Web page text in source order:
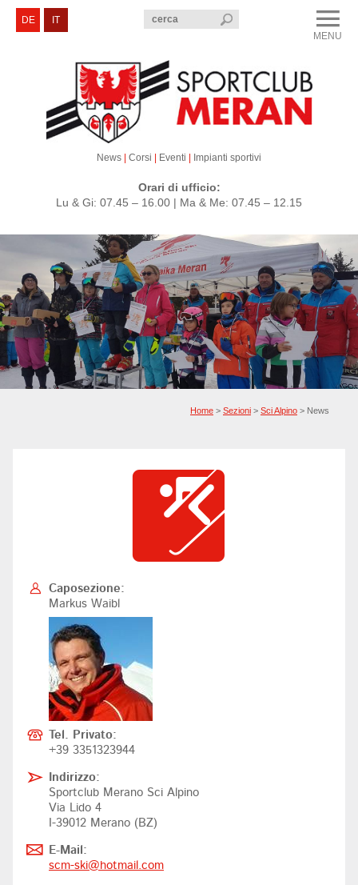
News | Corsi | Eventi | Impianti sportivi
Orari di ufficio:
Lu & Gi: 07.45 – 16.00 | Ma & Me: 07.45 – 12.15
DE
IT
MENU
menu CLOSE
Sportclub Merano
Corsi e Eventi
Servizi e Contatti
Home > Sezioni > Sci Alpino > News
Caposezione:
Markus Waibl
Tel. Privato:
+39 3351323944
Indirizzo:
Sportclub Merano Sci Alpino
Via Lido 4
I-39012 Merano (BZ)
E-Mail:
scm-ski@hotmail.com